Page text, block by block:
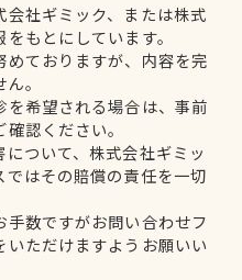
社ギミック、または株式
もとにしています。
ておりますが、内容を完
。
希望される場合は、事前
認ください。
ついて、株式会社ギミッ
はその賠償の責任を一切
数ですがお問い合わせフ
ただけますようお願いい